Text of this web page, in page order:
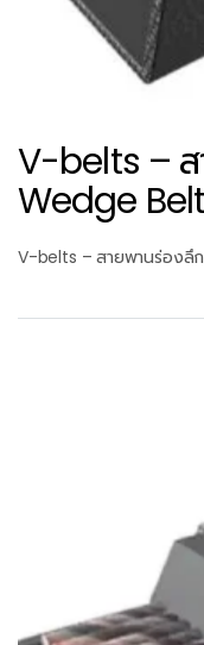
V-belts –
Wedge
V-belts – สายพานร่องลึ